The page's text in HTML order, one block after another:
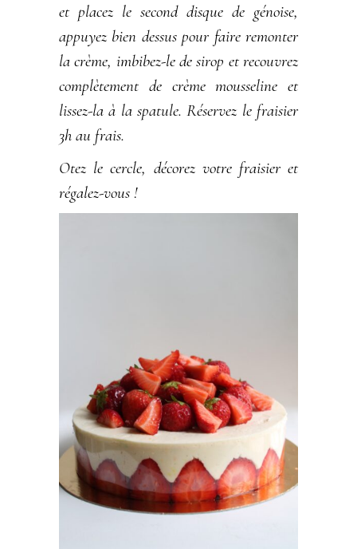
et placez le second disque de génoise,
appuyez bien dessus pour faire remonter
la crème, imbibez-le de sirop et recouvrez
complètement de crème mousseline et
lissez-la à la spatule. Réservez le fraisier
3h au frais.
Otez le cercle, décorez votre fraisier et
régalez-vous !